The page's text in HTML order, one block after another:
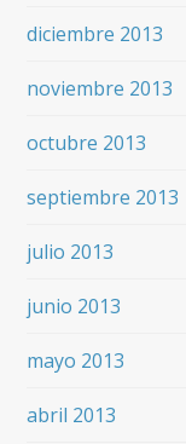
diciembre 2013
noviembre 2013
octubre 2013
septiembre 2013
julio 2013
junio 2013
mayo 2013
abril 2013